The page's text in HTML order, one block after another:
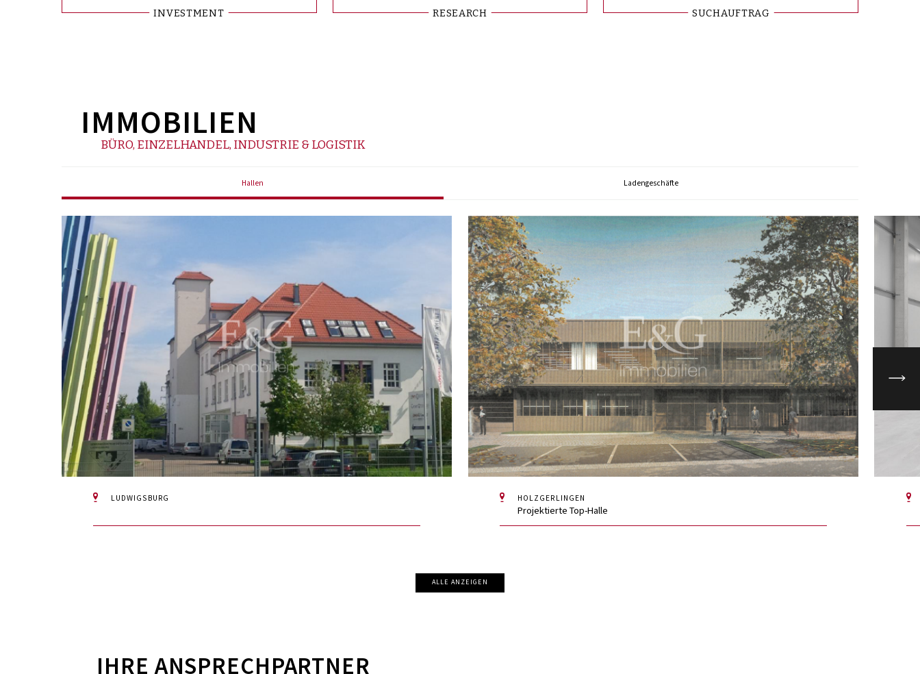
INVESTMENT RESEARCH SUCHAUFTRAG
IMMOBILIEN
BÜRO, EINZELHANDEL, INDUSTRIE & LOGISTIK
Hallen Ladengeschäfte
LUDWIGSBURG HOLZGERLINGEN
Projektierte Top-Halle
ALLE ANZEIGEN
IHRE ANSPRECHPARTNER